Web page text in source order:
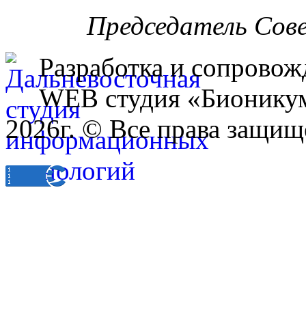
Председатель
Разработка и
WEB студия
2026г. © Все права